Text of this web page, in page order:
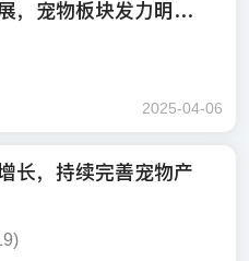
和可复用性，可为其进军
供优势。
道端布局突出的全品类宠物
识别智能化研究合作协
上的中宠股份；构建犬猫
品牌表现亮眼的宠物食品
物食品自主品牌高增，24
股份；2）推出宠物移动看
品“皮克方”的贝仕达克；
；市场竞争加剧；宏观经
优势，疫苗的国产化突围
营业收入10.21亿元，同
今年原料药价格普遍承压
兰卡等7个国家及中国台湾
，推进生产工厂通过海外
德康农牧、圣农发展等头
0.37/0.19亿元，同比+37.
。公司通过瑞普生
、中瑞供应链三大核心板
造贯穿“研发-验证-流通-服
环。研发与产品端，公司持
大和宠物主人对宠物健康
物食品市场规模持续扩
行业国产品牌崛起有哪些
相关企业发展情况如何？
场空间及未来发展趋势进
大家从当前现状及未来发
地了解相关问题。
错，请分享到微信朋友
更好的文章！
，宠物板块发力明显-
，实现总营业收入30.70
（调整后，下同）；
亿元（同比-11.84%）。拟
派发现金红利3元（含
，公司利润率下滑
物制品毛利率为62.77%
2025-04-06
长，持续完善宠物产